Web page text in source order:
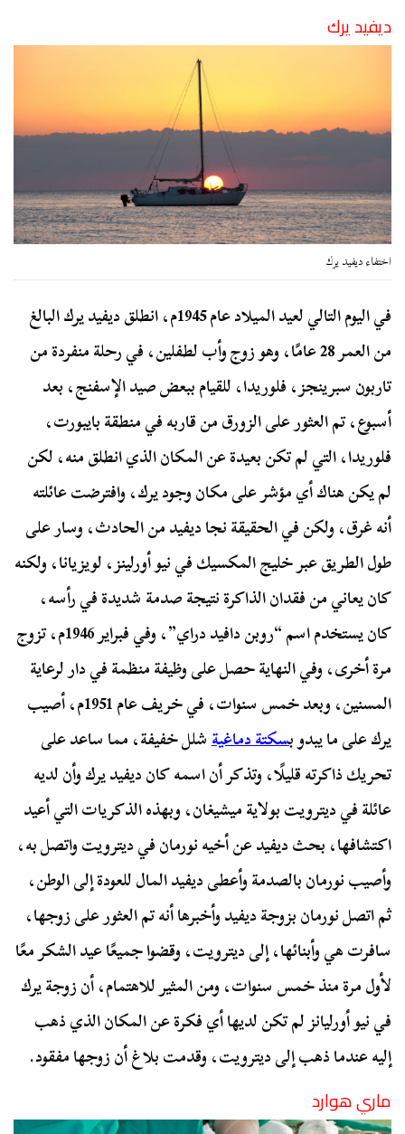
ديفيد يرك
اختفاء ديفيد يرك
في اليوم التالي لعيد الميلاد عام 1945م، انطلق ديفيد يرك البالغ
من العمر 28 عامًا، وهو زوج وأب لطفلين، في رحلة منفردة من
تاربون سبرينجز، فلوريدا، للقيام ببعض صيد الإسفنج، بعد
أسبوع، تم العثور على الزورق من قاربه في منطقة بايبورت،
فلوريدا، التي لم تكن بعيدة عن المكان الذي انطلق منه، لكن
لم يكن هناك أي مؤشر على مكان وجود يرك، وافترضت عائلته
أنه غرق، ولكن في الحقيقة نجا ديفيد من الحادث، وسار على
طول الطريق عبر خليج المكسيك في نيو أورلينز، لويزيانا، ولكنه
كان يعاني من فقدان الذاكرة نتيجة صدمة شديدة في رأسه،
كان يستخدم اسم “روبن دافيد دراي”، وفي فبراير 1946م، تزوج
مرة أخرى، وفي النهاية حصل على وظيفة منظمة في دار لرعاية
المسنين، وبعد خمس سنوات، في خريف عام 1951م، أصيب
يرك على ما يبدو بسكتة دماغيةشلل خفيفة، مما ساعد على
تحريك ذاكرته قليلًا، وتذكر أن اسمه كان ديفيد يرك وأن لديه
عائلة في ديترويت بولاية ميشيغان، وبهذه الذكريات التي أعيد
اكتشافها، بحث ديفيد عن أخيه نورمان في ديترويت واتصل به،
وأصيب نورمان بالصدمة وأعطى ديفيد المال للعودة إلى الوطن،
ثم اتصل نورمان بزوجة ديفيد وأخبرها أنه تم العثور على زوجها،
سافرت هي وأبنائها، إلى ديترويت، وقضوا جميعًا عيد الشكر معًا
لأول مرة منذ خمس سنوات، ومن المثير للاهتمام، أن زوجة يرك
في نيو أورليانز لم تكن لديها أي فكرة عن المكان الذي ذهب
إليه عندما ذهب إلى ديترويت، وقدمت بلاغ أن زوجها مفقود.
ماري هوارد